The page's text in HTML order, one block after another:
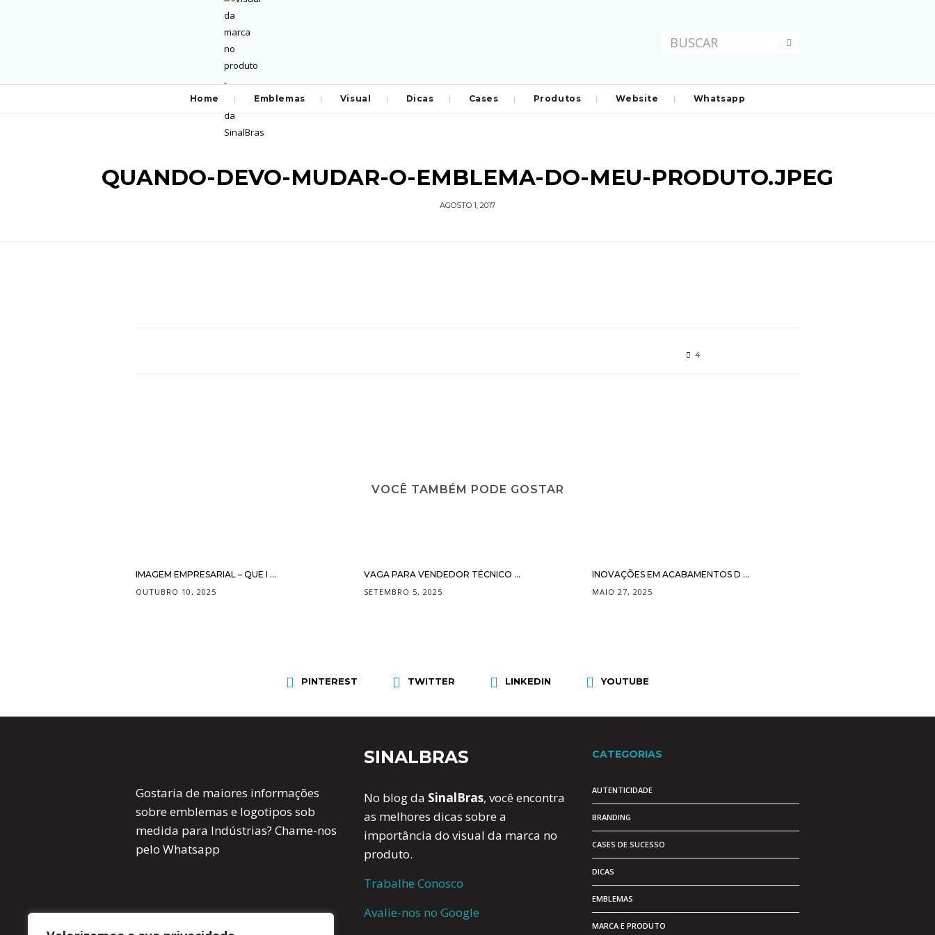
Home Emblemas Visual Dicas Cases Produtos Website Whatsapp
QUANDO-DEVO-MUDAR-O-EMBLEMA-DO-MEU-PRODUTO.JPEG
AGOSTO 1, 2017
4
VOCÊ TAMBÉM PODE GOSTAR
IMAGEM EMPRESARIAL – QUE I ...
OUTUBRO 10, 2025
VAGA PARA VENDEDOR TÉCNICO ...
SETEMBRO 5, 2025
INOVAÇÕES EM ACABAMENTOS D ...
MAIO 27, 2025
PINTEREST TWITTER LINKEDIN YOUTUBE
Gostaria de maiores informações
sobre emblemas e logotipos sob
medida para Indústrias? Chame-nos
pelo Whatsapp
SINALBRAS
No blog da SinalBras, você encontra
as melhores dicas sobre a
importância do visual da marca no
produto.
Trabalhe Conosco
Avalie-nos no Google
CATEGORIAS
AUTENTICIDADE
BRANDING
CASES DE SUCESSO
DICAS
EMBLEMAS
MARCA E PRODUTO